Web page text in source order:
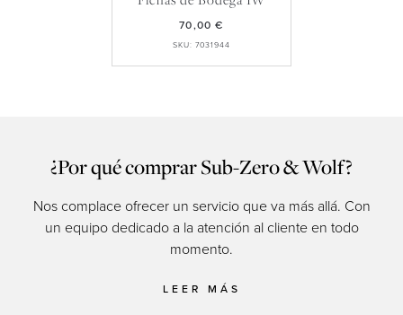
70,00 €
SKU: 7031944
¿Por qué comprar Sub-Zero & Wolf?
Nos complace ofrecer un servicio que va más allá. Con
un equipo dedicado a la atención al cliente en todo
momento.
LEER MÁS